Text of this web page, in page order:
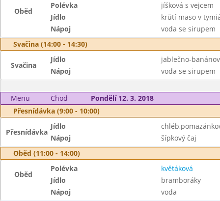
Oběd
Polévka
jíšková s vejcem
Jídlo
krůtí maso v
Nápoj
voda se sirupem
Svačina (14:00 - 14:30)
Svačina
Jídlo
jablečno-
Nápoj
voda se sirupem
Menu Chod
Pondělí 12. 3. 2018
Přesnídávka (9:00 - 10:00)
Přesnídávka
Jídlo
Nápoj
šípkový čaj
Oběd (11:00 - 14:00)
Oběd
Polévka
květáková
Jídlo
bramboráky
Nápoj
voda